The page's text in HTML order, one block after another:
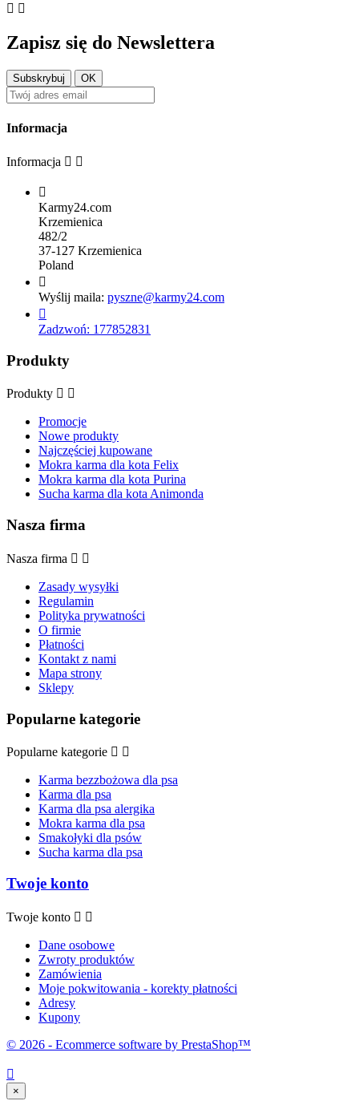
 
Zapisz się do Newslettera
Informacja
Informacja  

Karmy24.com
Krzemienica
482/2
37-127 Krzemienica
Poland

Wyślij maila: pyszne@karmy24.com

Zadzwoń: 177852831
Produkty
Produkty  
Promocje
Nowe produkty
Najczęściej kupowane
Mokra karma dla kota Felix
Mokra karma dla kota Purina
Sucha karma dla kota Animonda
Nasza firma
Nasza firma  
Zasady wysyłki
Regulamin
Polityka prywatności
O firmie
Płatności
Kontakt z nami
Mapa strony
Sklepy
Popularne kategorie
Popularne kategorie  
Karma bezzbożowa dla psa
Karma dla psa
Karma dla psa alergika
Mokra karma dla psa
Smakołyki dla psów
Sucha karma dla psa
Twoje konto
Twoje konto  
Dane osobowe
Zwroty produktów
Zamówienia
Moje pokwitowania - korekty płatności
Adresy
Kupony
© 2026 - Ecommerce software by PrestaShop™

×